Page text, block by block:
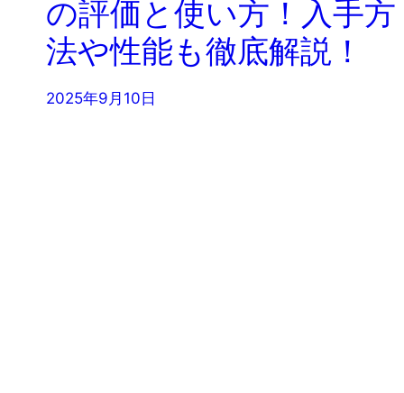
の評価と使い方！入手方
法や性能も徹底解説！
2025年9月10日